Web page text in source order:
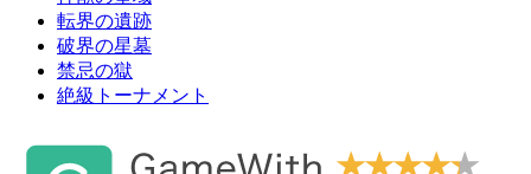
転界の遺跡
破界の星墓
禁忌の獄
絶級トーナメント